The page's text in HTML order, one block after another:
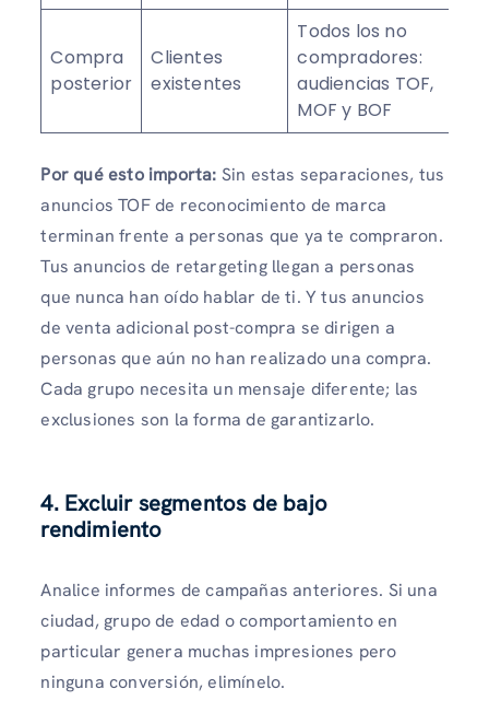
Compra
posterior
Clientes
existentes
Todos los no
compradores:
audiencias TOF,
MOF y BOF
Por qué esto importa: Sin estas separaciones, tus
anuncios TOF de reconocimiento de marca
terminan frente a personas que ya te compraron.
Tus anuncios de retargeting llegan a personas
que nunca han oído hablar de ti. Y tus anuncios
de venta adicional post-compra se dirigen a
personas que aún no han realizado una compra.
Cada grupo necesita un mensaje diferente; las
exclusiones son la forma de garantizarlo.
4. Excluir segmentos de bajo
rendimiento
Analice informes de campañas anteriores. Si una
ciudad, grupo de edad o comportamiento en
particular genera muchas impresiones pero
ninguna conversión, elimínelo.